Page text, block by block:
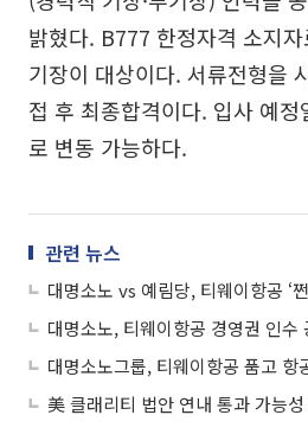
밝혔다. B777 한정자격 소지
기장이 대상이다. 서류전형을
접 후 최종합격이다. 입사 예
로 변동 가능하다.
관련 뉴스